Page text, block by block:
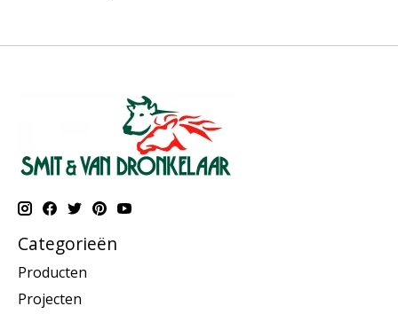
Categorieën
Producten
Projecten